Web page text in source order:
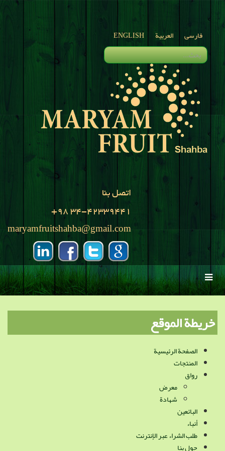
ENGLISH فارسی العربية
اتصل بنا
+98 34-42339441
maryamfruitshahba@gmail.com
خريطة الموقع
الصفحة الرئيسية
المنتجات
رواق
معرض
شهادة
البائعين
أنباء
طلب الشراء عبر الإنترنت
حول بنا